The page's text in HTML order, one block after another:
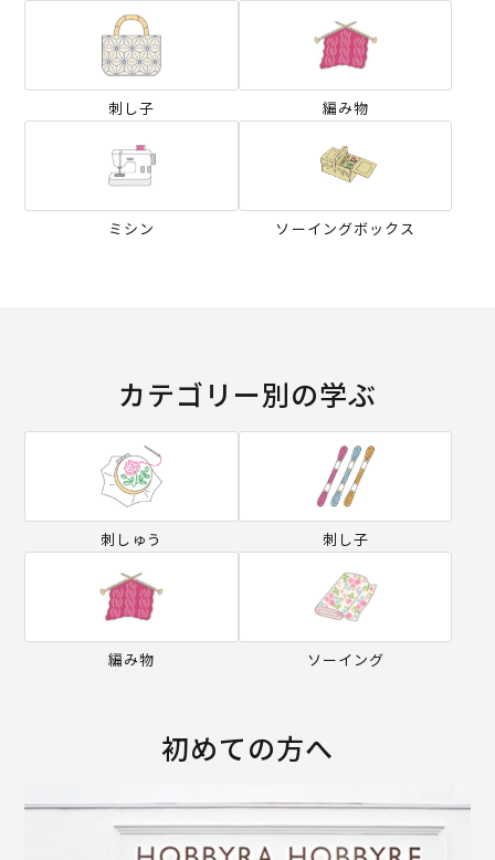
刺し子 編み物
ミシン ソーイングボックス
カテゴリー別の学ぶ
刺しゅう 刺し子
編み物 ソーイング
初めての方へ